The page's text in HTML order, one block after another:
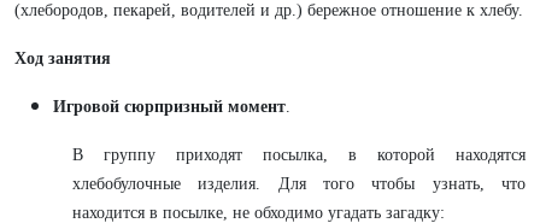
(хлебородов, пекарей, водителей и др.) бережное отношение к хлебу.
Ход занятия
Игровой сюрпризный момент.
В группу приходят посылка, в которой находятся
хлебобулочные изделия. Для того чтобы узнать, что
находится в посылке, не обходимо угадать загадку: